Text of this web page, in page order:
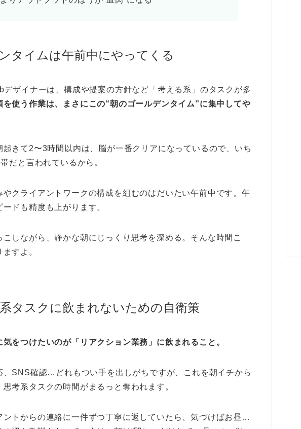
タイムは午前中にやってくる
デザイナーは、構成や提案の方針など「考える系」のタスクが多
を使う作業は、まさにこの“朝のゴールデンタイム”に集中してや
きて2〜3時間以内は、脳が一番クリアになっているので、いち
だと言われているから。
クライアントワークの構成を組むのはだいたい午前中です。午
ドも精度も上がります。
しながら、静かな朝にじっくり思考を深める。そんな時間こ
すよ。
タスクに飲まれないための自衛策
気をつけたいのが「リアクション業務」に飲まれること。
、SNS確認…どれもつい手を出しがちですが、これを朝イチから
考系タスクの時間がまるっと奪われます。
ントからの連絡に一件ずつ丁寧に返していたら、気づけばお昼…